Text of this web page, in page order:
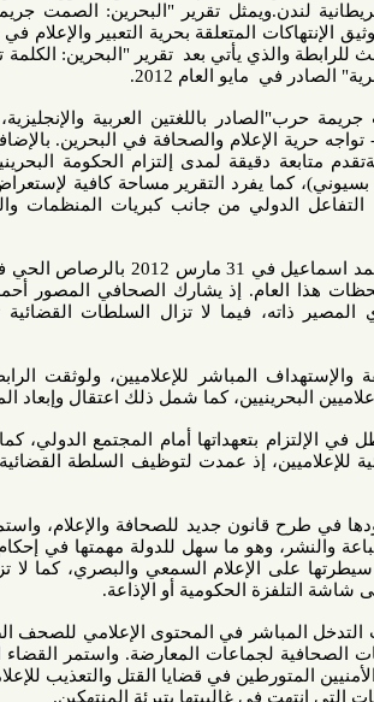
لندن.ويمثل تقرير "البحرين: الصمت جريمة
المتعلقة بحرية التعبير والإعلام في البحرين
للرابطة والذي يأتي بعد تقرير "البحرين: الكلمة تساوي
باللغتين العربية والإنجليزية، فصول
الإعلام والصحافة في البحرين. بالإضافة إلى
دقيقة لمدى إلتزام الحكومة البحرينية بتنفيذ
يفرد التقرير مساحة كافية لإستعراض أبرز
من جانب كبريات المنظمات والهيئات
ويأتي مقتل الصحافي المصور أحمد اسماعيل في 31 مارس 2012
إذ يشارك الصحافي المصور أحمد إسماعيل
فيما لا تزال السلطات القضائية تماطل
المباشر للإعلاميين، ولوثقت الرابطة حالات
كما شمل ذلك اعتقال وإبعاد المراسلين
بتعهداتها أمام المجتمع الدولي، كما عمدت
إذ عمدت لتوظيف السلطة القضائية لتصبح
وهو ما سهل للدولة مهمتها في إحكام
الإعلام السمعي والبصري، كما لا تزال تحتكر
الحكومية أو الإذاعة.
في المحتوى الإعلامي للصحف الصادرة في
لجماعات المعارضة. واستمر القضاء البحريني
في قضايا القتل والتعذيب للإعلاميين، إذ
غالبيتها بتبرئة المنتهكين.